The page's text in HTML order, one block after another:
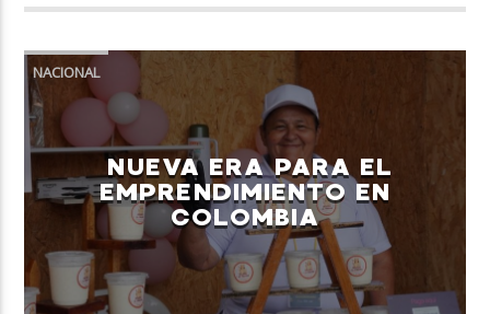
NACIONAL
NUEVA ERA PARA EL
EMPRENDIMIENTO EN
COLOMBIA